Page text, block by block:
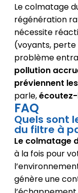
Le colmatage
régénération
nécessite
(voyants, perte
problème
pollution
préviennent
parle,
FAQ
Quels sont
du filtre à
Le colmatage
à la fois pour
génère une